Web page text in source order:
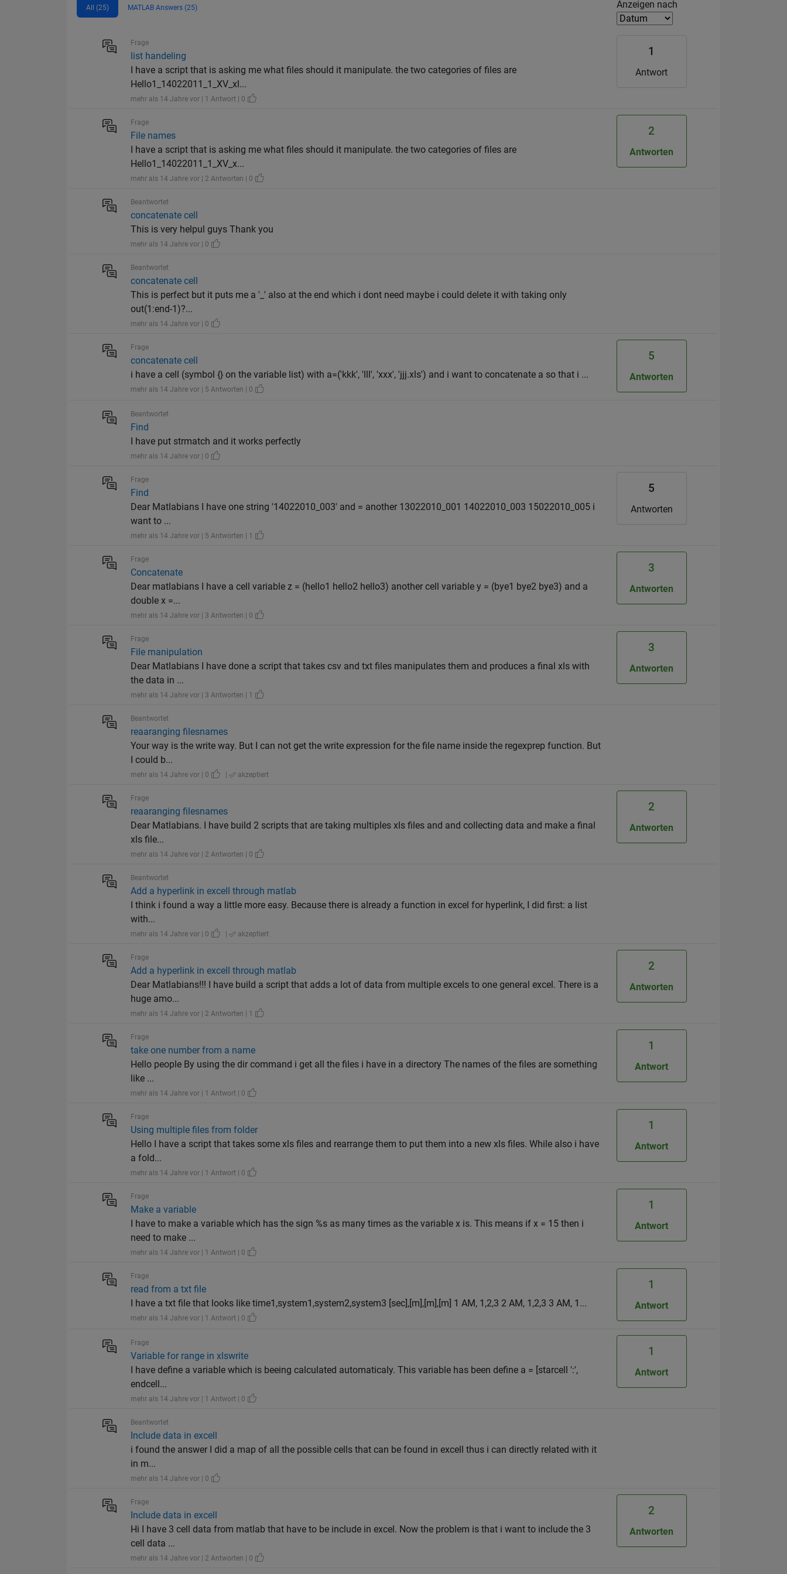
All (25) MATLAB Answers (25) Filter2
Anzeigen nach
Frage
list handeling
I have a script that is asking me what files should it manipulate. the two categories of files are
Hello1_14022011_1_XV_xl...
mehr als 14 Jahre vor | 1 Antwort | 0
1
Antwort
Frage
File names
I have a script that is asking me what files should it manipulate. the two categories of files are
Hello1_14022011_1_XV_x...
mehr als 14 Jahre vor | 2 Antworten | 0
2
Antworten
Beantwortet
concatenate cell
This is very helpul guys Thank you
mehr als 14 Jahre vor | 0
Beantwortet
concatenate cell
This is perfect but it puts me a '_' also at the end which i dont need maybe i could delete it with taking only
out(1:end-1)?...
mehr als 14 Jahre vor | 0
Frage
concatenate cell
i have a cell (symbol {} on the variable list) with a=('kkk', 'lll', 'xxx', 'jjj.xls') and i want to concatenate a so that i ...
mehr als 14 Jahre vor | 5 Antworten | 0
5
Antworten
Beantwortet
Find
I have put strmatch and it works perfectly
mehr als 14 Jahre vor | 0
Frage
Find
Dear Matlabians I have one string '14022010_003' and = another 13022010_001 14022010_003 15022010_005 i
want to ...
mehr als 14 Jahre vor | 5 Antworten | 1
5
Antworten
Frage
Concatenate
Dear matlabians I have a cell variable z = (hello1 hello2 hello3) another cell variable y = (bye1 bye2 bye3) and a
double x =...
mehr als 14 Jahre vor | 3 Antworten | 0
3
Antworten
Frage
File manipulation
Dear Matlabians I have done a script that takes csv and txt files manipulates them and produces a final xls with
the data in ...
mehr als 14 Jahre vor | 3 Antworten | 1
3
Antworten
Beantwortet
reaaranging filesnames
Your way is the write way. But I can not get the write expression for the file name inside the regexprep function. But
I could b...
mehr als 14 Jahre vor | 0 | akzeptiert
Frage
reaaranging filesnames
Dear Matlabians. I have build 2 scripts that are taking multiples xls files and and collecting data and make a final
xls file...
mehr als 14 Jahre vor | 2 Antworten | 0
2
Antworten
Beantwortet
Add a hyperlink in excell through matlab
I think i found a way a little more easy. Because there is already a function in excel for hyperlink, I did first: a list
with...
mehr als 14 Jahre vor | 0 | akzeptiert
Frage
Add a hyperlink in excell through matlab
Dear Matlabians!!! I have build a script that adds a lot of data from multiple excels to one general excel. There is a
huge amo...
mehr als 14 Jahre vor | 2 Antworten | 1
2
Antworten
Frage
take one number from a name
Hello people By using the dir command i get all the files i have in a directory The names of the files are something
like ...
mehr als 14 Jahre vor | 1 Antwort | 0
1
Antwort
Frage
Using multiple files from folder
Hello I have a script that takes some xls files and rearrange them to put them into a new xls files. While also i have
a fold...
mehr als 14 Jahre vor | 1 Antwort | 0
1
Antwort
Frage
Make a variable
I have to make a variable which has the sign %s as many times as the variable x is. This means if x = 15 then i
need to make ...
mehr als 14 Jahre vor | 1 Antwort | 0
1
Antwort
Frage
read from a txt file
I have a txt file that looks like time1,system1,system2,system3 [sec],[m],[m],[m] 1 AM, 1,2,3 2 AM, 1,2,3 3 AM, 1...
mehr als 14 Jahre vor | 1 Antwort | 0
1
Antwort
Frage
Variable for range in xlswrite
I have define a variable which is beeing calculated automaticaly. This variable has been define a = [starcell ':',
endcell...
mehr als 14 Jahre vor | 1 Antwort | 0
1
Antwort
Beantwortet
Include data in excell
i found the answer I did a map of all the possible cells that can be found in excell thus i can directly related with it
in m...
mehr als 14 Jahre vor | 0
Frage
Include data in excell
Hi I have 3 cell data from matlab that have to be include in excel. Now the problem is that i want to include the 3
cell data ...
mehr als 14 Jahre vor | 2 Antworten | 0
2
Antworten